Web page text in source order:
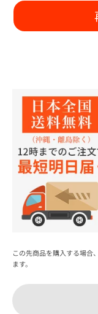
この先商品を購入する場合、
ます。